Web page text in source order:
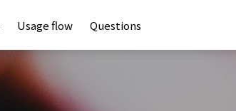
Usage flow Questions